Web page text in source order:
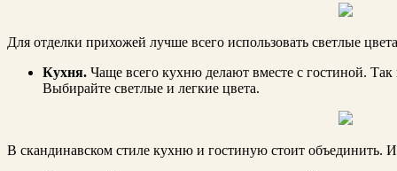
Для отделки прихожей лучше всего использовать светлые
Кухня. Чаще всего кухню делают вместе с гостиной.
Выбирайте светлые и легкие цвета.
В скандинавском стиле кухню и гостиную стоит объединить.